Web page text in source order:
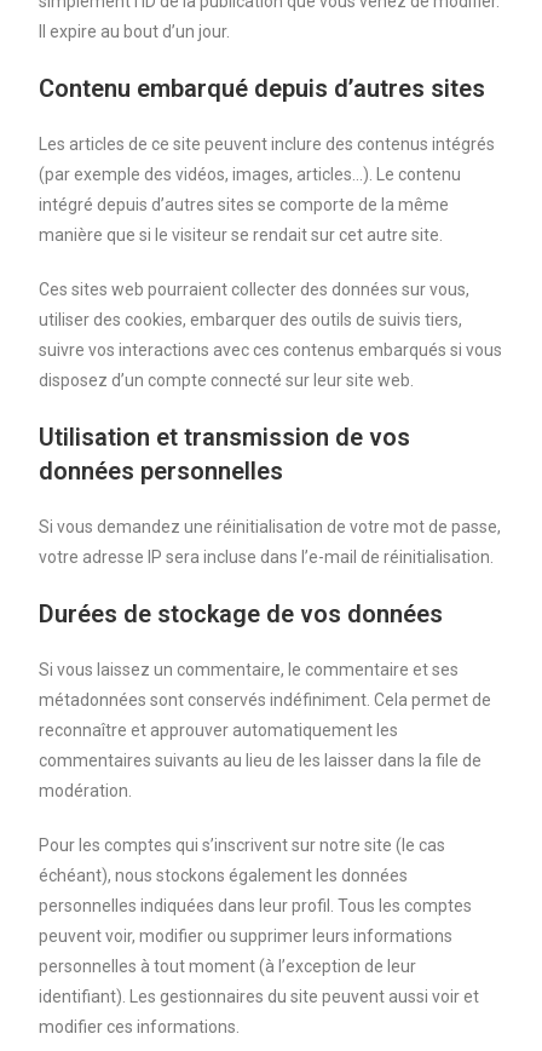
Il expire au bout d’un jour.
Contenu embarqué depuis d’autres sites
Les articles de ce site peuvent inclure des contenus intégrés
(par exemple des vidéos, images, articles…). Le contenu
intégré depuis d’autres sites se comporte de la même
manière que si le visiteur se rendait sur cet autre site.
Ces sites web pourraient collecter des données sur vous,
utiliser des cookies, embarquer des outils de suivis tiers,
suivre vos interactions avec ces contenus embarqués si vous
disposez d’un compte connecté sur leur site web.
Utilisation et transmission de vos
données personnelles
Si vous demandez une réinitialisation de votre mot de passe,
votre adresse IP sera incluse dans l’e-mail de réinitialisation.
Durées de stockage de vos données
Si vous laissez un commentaire, le commentaire et ses
métadonnées sont conservés indéfiniment. Cela permet de
reconnaître et approuver automatiquement les
commentaires suivants au lieu de les laisser dans la file de
modération.
Pour les comptes qui s’inscrivent sur notre site (le cas
échéant), nous stockons également les données
personnelles indiquées dans leur profil. Tous les comptes
peuvent voir, modifier ou supprimer leurs informations
personnelles à tout moment (à l’exception de leur
identifiant). Les gestionnaires du site peuvent aussi voir et
modifier ces informations.